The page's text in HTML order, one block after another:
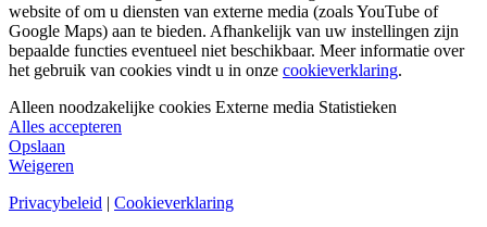
website of om u diensten van externe media (zoals YouTube of
Google Maps) aan te bieden. Afhankelijk van uw instellingen zijn
bepaalde functies eventueel niet beschikbaar. Meer informatie over
het gebruik van cookies vindt u in onze cookieverklaring.
Alleen noodzakelijke cookies Externe media Statistieken
Alles accepteren
Opslaan
Weigeren
Privacybeleid | Cookieverklaring